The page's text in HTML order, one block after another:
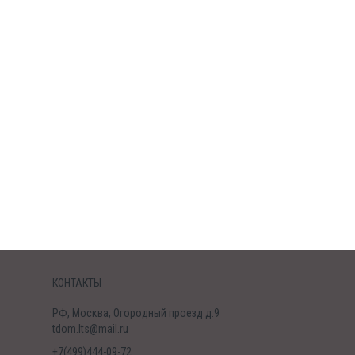
КОНТАКТЫ
РФ, Москва, Огородный проезд д.9
tdom.lts@mail.ru
+7(499)444-09-72